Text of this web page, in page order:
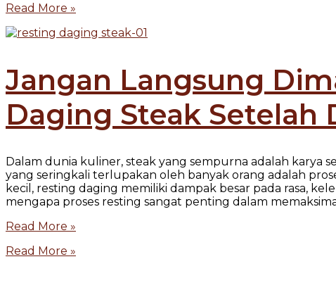
Read More »
Jangan Langsung
Daging Steak Setelah
Dalam dunia kuliner, steak yang sempurna adalah karya
yang seringkali terlupakan oleh banyak orang adalah
kecil, resting daging memiliki dampak besar pada rasa,
mengapa proses resting sangat penting dalam
Read More »
Read More »